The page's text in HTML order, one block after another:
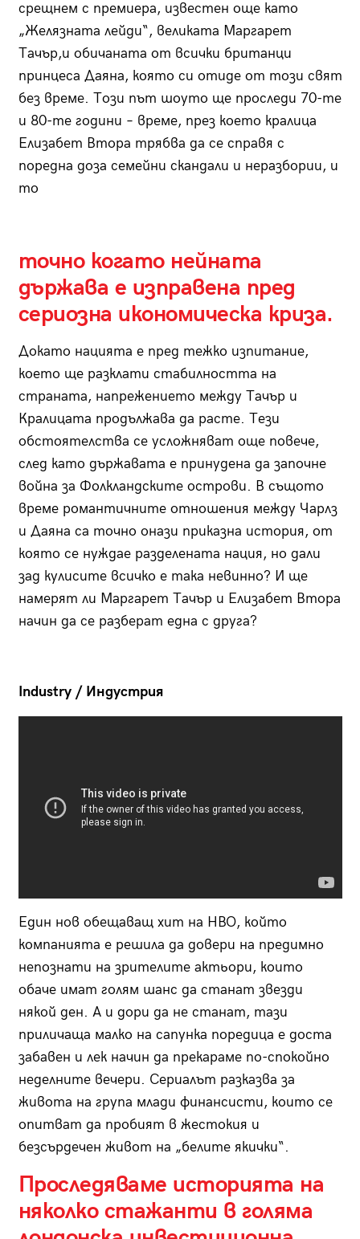
срещнем с премиера, известен още като
„Желязната лейди“, великата Маргарет
Тачър,и обичаната от всички британци
принцеса Даяна, която си отиде от този свят
без време. Този път шоуто ще проследи 70-те
и 80-те години – време, през което кралица
Елизабет Втора трябва да се справя с
поредна доза семейни скандали и неразбории, и
то
точно когато нейната
държава е изправена пред
сериозна икономическа криза.
Докато нацията е пред тежко изпитание,
което ще разклати стабилността на
страната, напрежението между Тачър и
Кралицата продължава да расте. Тези
обстоятелства се усложняват още повече,
след като държавата е принудена да започне
война за Фолкландските острови. В същото
време романтичните отношения между Чарлз
и Даяна са точно онази приказна история, от
която се нуждае разделената нация, но дали
зад кулисите всичко е така невинно? И ще
намерят ли Маргарет Тачър и Елизабет Втора
начин да се разберат една с друга?
Industry / Индустрия
Един нов обещаващ хит на HBO, който
компанията е решила да довери на предимно
непознати на зрителите актьори, които
обаче имат голям шанс да станат звезди
някой ден. А и дори да не станат, тази
приличаща малко на сапунка поредица е доста
забавен и лек начин да прекараме по-спокойно
неделните вечери. Сериалът разказва за
живота на група млади финансисти, които се
опитват да пробият в жестокия и
безсърдечен живот на „белите якички“.
Проследяваме историята на
няколко стажанти в голяма